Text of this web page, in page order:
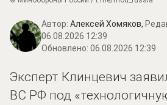
Автор: Алексей Хомяков,
06.08.2026 12:39
Обновлено: 06.08.2026 12:39
Эксперт Клинцевич
ВС РФ под